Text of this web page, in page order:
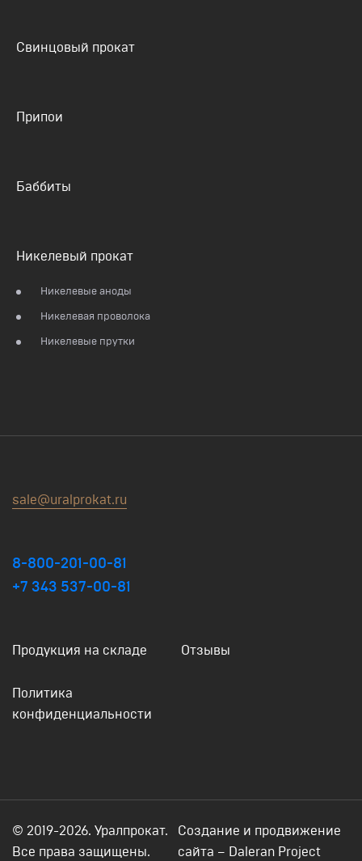
Свинцовый прокат
Припои
Баббиты
Никелевый прокат
Никелевые аноды
Никелевая проволока
Никелевые прутки
sale@uralprokat.ru
8-800-201-00-81
+7 343 537-00-81
Продукция на складе Отзывы
Политика
конфиденциальности
© 2019-2026. Уралпрокат.
Все права защищены.
Создание и продвижение
сайта – Daleran Project